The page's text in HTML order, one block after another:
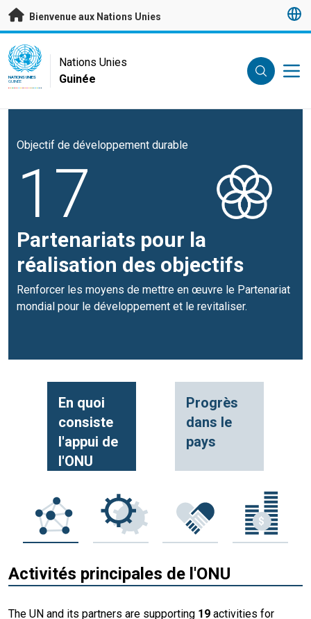
Passer au contenu principal
Bienvenue aux Nations Unies
UN Logo
NATIONS UNIES
GUINÉE
Nations Unies
Guinée
Objectif de développement durable
17
Partenariats pour la
réalisation des objectifs
Renforcer les moyens de mettre en œuvre le Partenariat
mondial pour le développement et le revitaliser.
En quoi
consiste
l'appui de
l'ONU
Progrès
dans le
pays
Activités principales de l'ONU
The UN and its partners are supporting 19 activities for